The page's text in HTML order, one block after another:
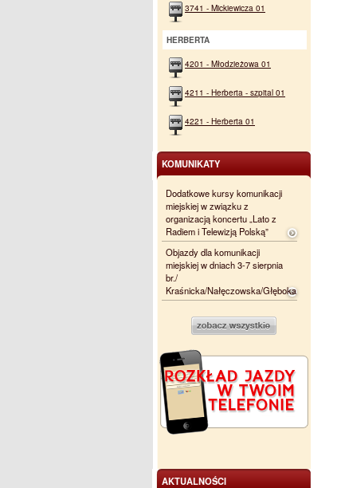
3741 - Mickiewicza 01
HERBERTA
4201 - Młodzieżowa 01
4211 - Herberta - szpital 01
4221 - Herberta 01
KOMUNIKATY
Dodatkowe kursy komunikacji
miejskiej w związku z
organizacją koncertu „Lato z
Radiem i Telewizją Polską”
Objazdy dla komunikacji
miejskiej w dniach 3-7 sierpnia
br./
Kraśnicka/Nałęczowska/Głęboka
AKTUALNOŚCI